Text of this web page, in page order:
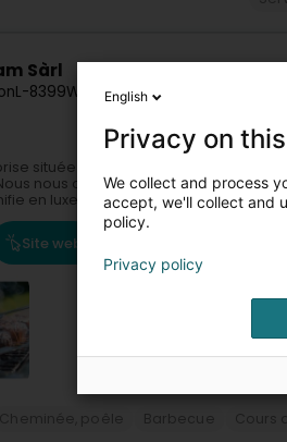
Sàrl
L-8399Windhof (Koerich)
située à Windhof (Koerich)
nous occupons également de
en luxembourgeois "Feu...
Site web
English
Privacy on
We collect and process
accept, we'll collect and
policy.
Privacy policy